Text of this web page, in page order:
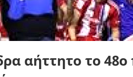
αήττητο το